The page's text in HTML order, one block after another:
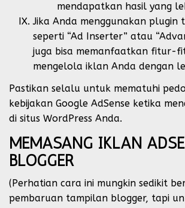
mendapatkan hasil yang
Jika Anda menggunakan plugin
seperti “Ad Inserter” atau
juga bisa memanfaatkan fitur-
mengelola iklan Anda dengan
Pastikan selalu untuk mematuhi
kebijakan Google AdSense ketika
di situs WordPress Anda.
MEMASANG IKLAN
BLOGGER
(Perhatian cara ini mungkin sedikit
pembaruan tampilan blogger, tapi